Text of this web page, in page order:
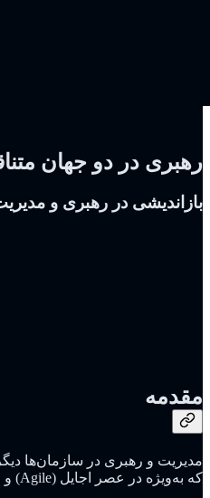
رهبری در دو جهان
بازاندیشی در رهبری و
مقدمه
مدیریت و رهبری در سازمان‌ها
که به‌ویژه در عصر اجایل (Agile) و اسکرام (Scrum) مورد توجه قرار گرفته‌اند عبارت‌اند از: